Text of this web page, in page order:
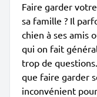
Faire garder
sa famille ? Il
chien à ses amis
qui on fait
trop de
que faire garder
inconvénient